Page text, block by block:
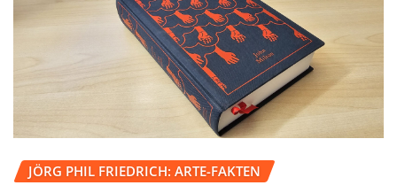
JÖRG PHIL FRIEDRICH: ARTE-FAKTEN